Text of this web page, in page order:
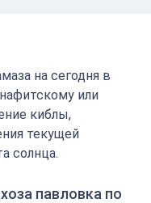
на сегодня в
или
киблы,
текущей
солнца.
павловка по